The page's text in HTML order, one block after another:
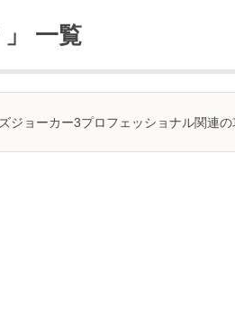
」 一覧
ジョーカー3プロフェッショナル関連